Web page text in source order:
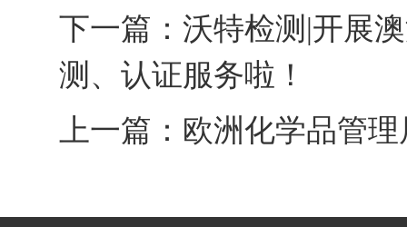
下一篇： 沃特检测|开展
测、认证服务啦！
上一篇： 欧洲化学品管